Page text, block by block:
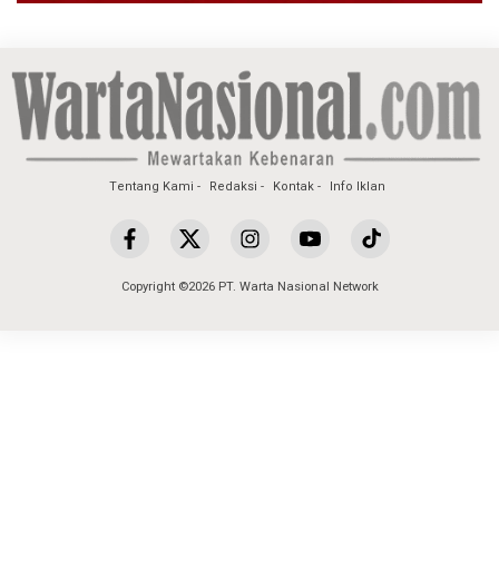
Tentang Kami Redaksi Kontak Info Iklan
Copyright ©2026 PT. Warta Nasional Network